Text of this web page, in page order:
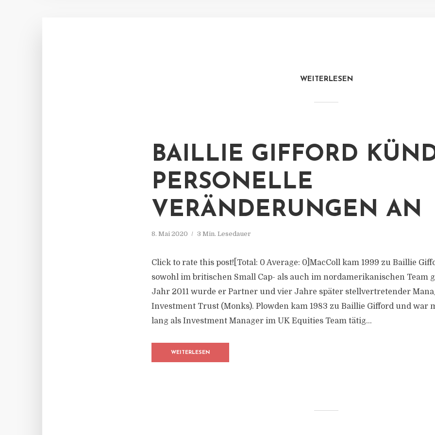
WEITERLESEN
BAILLIE GIFFORD
PERSONELLE
VERÄNDERUNGEN AN
8. Mai 2020 3 Min. Lesedauer
Click to rate this post![Total: 0 Average: 0]MacColl kam 1999 zu Baillie
sowohl im britischen Small Cap- als auch im nordamerikanischen Team
Jahr 2011 wurde er Partner und vier Jahre später stellvertretender
Investment Trust (Monks). Plowden kam 1983 zu Baillie Gifford und war
lang als Investment Manager im UK Equities Team tätig...
WEITERLESEN